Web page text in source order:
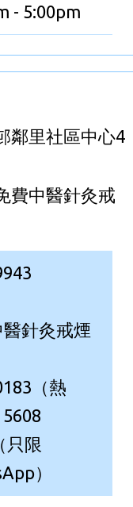
- 5:00pm
鄰里社區中心4
費中醫針灸戒
針灸戒煙
（熱
只限
）